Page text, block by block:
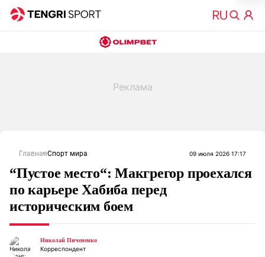
ГлавнаяСпорт мира 09 июля 2026 17:17
“Пустое место“: Макгрегор проехался
по карьере Хабиба перед
историческим боем
Николай Пичененко
Корреспондент